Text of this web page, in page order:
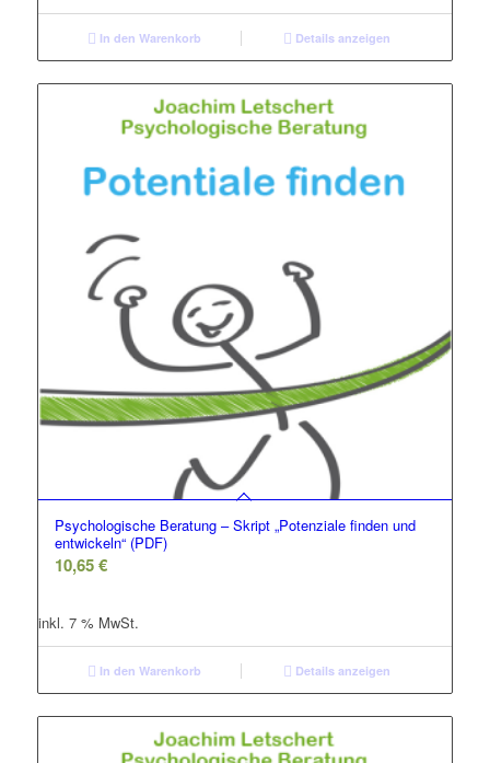
In den Warenkorb Details anzeigen
Psychologische Beratung – Skript „Potenziale finden und
entwickeln“ (PDF)
10,65€
inkl. 7 % MwSt.
In den Warenkorb Details anzeigen